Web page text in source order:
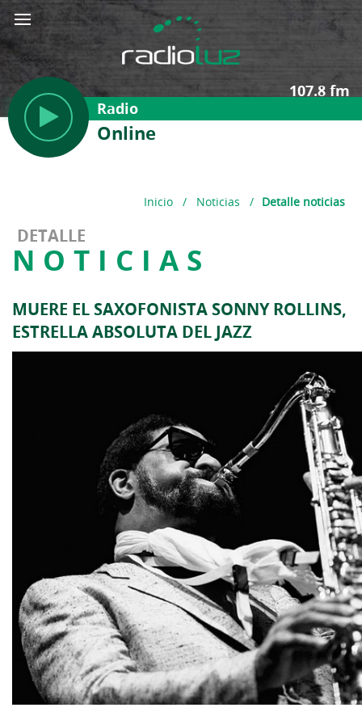
Radio
107.8 fm
Online
DETALLE
NOTICIAS
Inicio / Noticias / Detalle noticias
MUERE EL SAXOFONISTA SONNY ROLLINS,
ESTRELLA ABSOLUTA DEL JAZZ